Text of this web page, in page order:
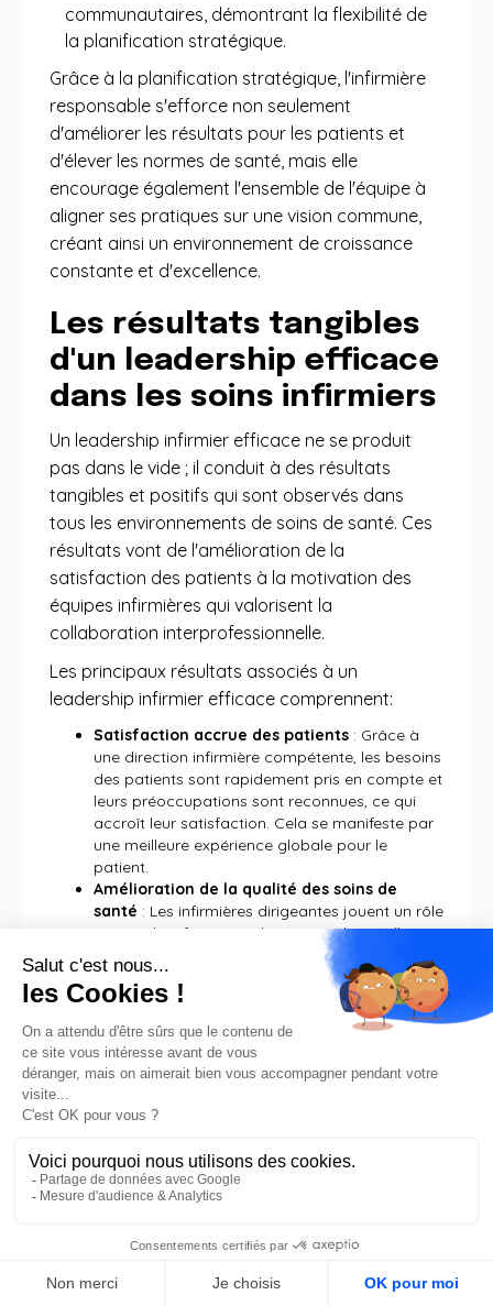
communautaires, démontrant la flexibilité de
la planification stratégique.
Grâce à la planification stratégique, l'infirmière
responsable s'efforce non seulement
d'améliorer les résultats pour les patients et
d'élever les normes de santé, mais elle
encourage également l'ensemble de l'équipe à
aligner ses pratiques sur une vision commune,
créant ainsi un environnement de croissance
constante et d'excellence.
Les résultats tangibles
d'un leadership efficace
dans les soins infirmiers
Un leadership infirmier efficace ne se produit
pas dans le vide ; il conduit à des résultats
tangibles et positifs qui sont observés dans
tous les environnements de soins de santé. Ces
résultats vont de l'amélioration de la
satisfaction des patients à la motivation des
équipes infirmières qui valorisent la
collaboration interprofessionnelle.
Les principaux résultats associés à un
leadership infirmier efficace comprennent:
Satisfaction accrue des patients : Grâce à
une direction infirmière compétente, les besoins
des patients sont rapidement pris en compte et
leurs préoccupations sont reconnues, ce qui
accroît leur satisfaction. Cela se manifeste par
une meilleure expérience globale pour le
patient.
Amélioration de la qualité des soins de
santé : Les infirmières dirigeantes jouent un rôle
essentiel en favorisant le respect des meilleures
pratiques, en minimisant les erreurs médicales
et en maintenant des normes élevées en
matière de soins de santé. Par exemple, dans le
cas du Burundi, un leadership national et
provincial efficace a conduit à une forte
augmentation de la proportion de femmes
enceintes testées pour le VIH, passant de 47% à
91%.
infirmières chefs de file favorisent un espace de
travail respectueux et inclusif, augmentant ainsi
la satisfaction au travail des infirmières et des
fin de compte le roulement du personnel. Un
ouverte et une culture "sans blâme" est
FR